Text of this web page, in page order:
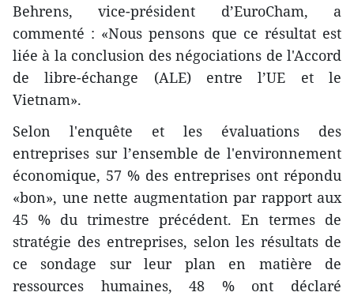
Behrens, vice-président d’EuroCham, a
commenté : «Nous pensons que ce résultat est
liée à la conclusion des négociations de l'Accord
de libre-échange (ALE) entre l’UE et le
Vietnam».
Selon l'enquête et les évaluations des
entreprises sur l’ensemble de l'environnement
économique, 57 % des entreprises ont répondu
«bon», une nette augmentation par rapport aux
45 % du trimestre précédent. ​En termes de
stratégie des entreprises, selon les résultats de
ce sondage sur leur plan​ en matière de
ressources humaines, 48 % ont déclaré